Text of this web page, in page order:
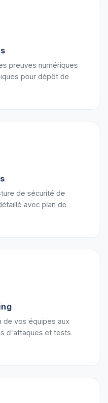
preuves numériques
pour dépôt de
de sécurité de
avec plan de
de vos équipes aux
d'attaques et tests